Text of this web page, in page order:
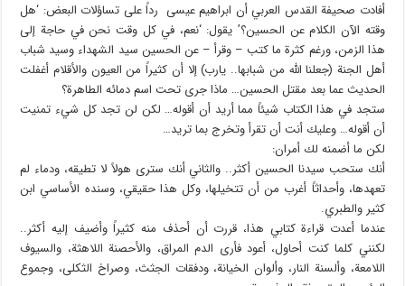
أفادت صحيفة القدس العربي أن ابراهيم عيسى رداً على تساؤلات البعض: ‘هل
وقته الآن الكلام عن الحسين؟’ يقول: ‘نعم، في كل وقت نحن في حاجة إلى
هذا الزمن، ورغم كثرة ما كتب – وقرأ – عن الحسين سيد الشهداء وسيد شباب
أهل الجنة (جعلنا الله من شبابها.. يارب) إلا أن كثيراً من العيون والأقلام أغفلت
الحديث عما بعد مقتل الحسين… ماذا جرى تحت اسم دمائه الطاهرة؟
ستجد في هذا الكتاب شيئاً مما أريد أن أقوله… لكن لن تجد كل شيء تمنيت
أن أقوله… وعليك أنت أن تقرأ وتخرج بما تريد…
لكن ما أضمنه لك أمران:
أنك ستحب سيدنا الحسين أكثر.. والثاني أنك سترى هولاً لا تطيقه، ودماء لم
تعهدها، وأحداثاً أغرب من أن تتخيلها، وكل هذا حقيقي، وسنده الأساسي ابن
كثير والطبري.
عندما أعدت قراءة كتابي هذا، قررت أن أحذف منه كثيراً وأضيف إليه أكثر..
لكنني كلما كنت أحاول، أعود فأرى الدم المراق، والأحصنة اللاهثة، والسيوف
اللامعة، وألسنة النار، وألوان الخيانة، ودفقات الجثث، وصراخ الثكلى، وجموع